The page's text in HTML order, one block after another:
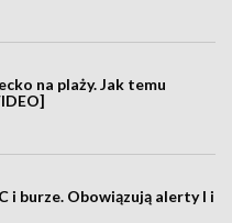
na plaży. Jak temu
i burze. Obowiązują alerty I i